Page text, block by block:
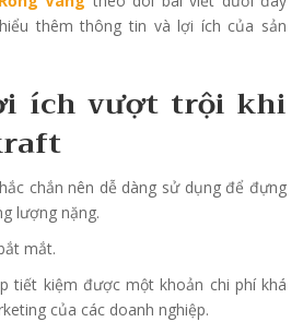
thêm thông tin và lợi ích của sản
ích vượt trội khi
chắn nên dễ dàng sử dụng để đựng
lượng nặng.
mắt.
tiết kiệm được một khoản chi phí khá
của các doanh nghiệp.